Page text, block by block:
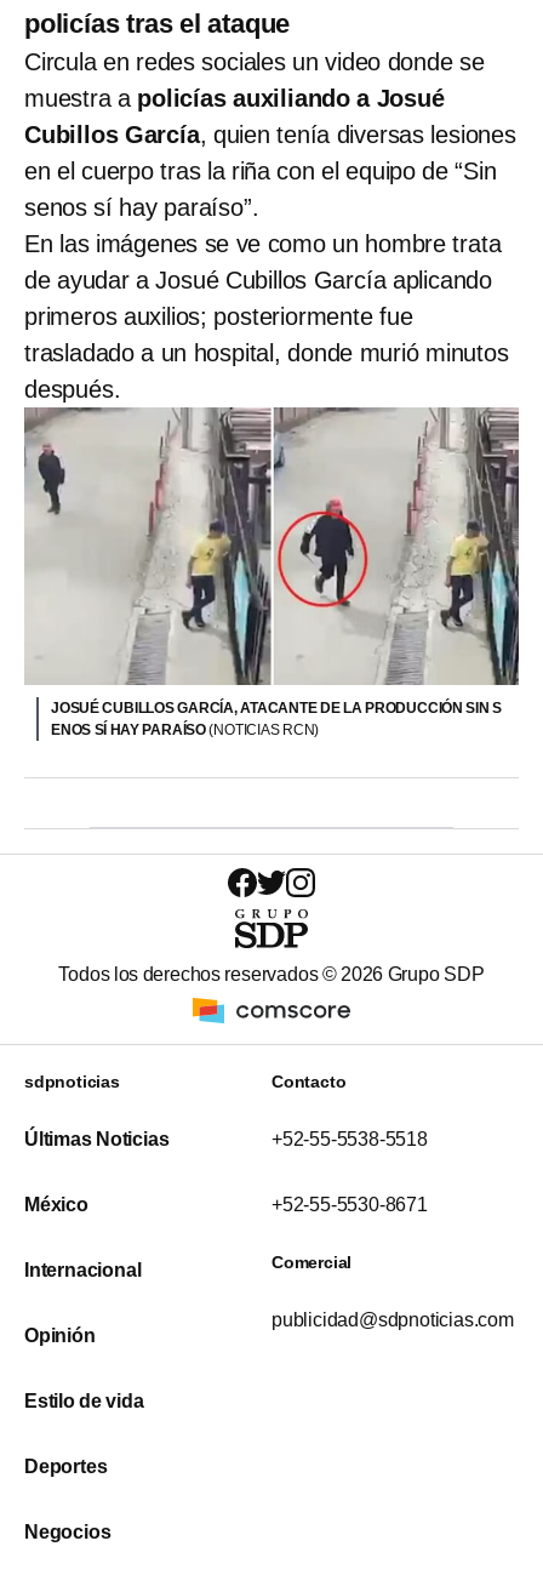
policías tras el ataque
Circula en redes sociales un video donde se
muestra a policías auxiliando a Josué
Cubillos García, quien tenía diversas lesiones
en el cuerpo tras la riña con el equipo de “Sin
senos sí hay paraíso”.
En las imágenes se ve como un hombre trata
de ayudar a Josué Cubillos García aplicando
primeros auxilios; posteriormente fue
trasladado a un hospital, donde murió minutos
después.
JOSUÉ CUBILLOS GARCÍA, ATACANTE DE LA PRODUCCIÓN SIN S
ENOS SÍ HAY PARAÍSO(NOTICIAS RCN)
Todos los derechos reservados © 2026 Grupo SDP
sdpnoticias
Últimas Noticias
México
Internacional
Opinión
Estilo de vida
Deportes
Negocios
Contacto
+52-55-5538-5518
+52-55-5530-8671
Comercial
publicidad@sdpnoticias.com